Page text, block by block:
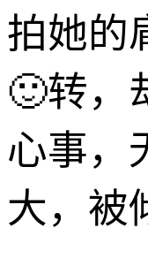
拍她的
🙂转，
心事，
大，被